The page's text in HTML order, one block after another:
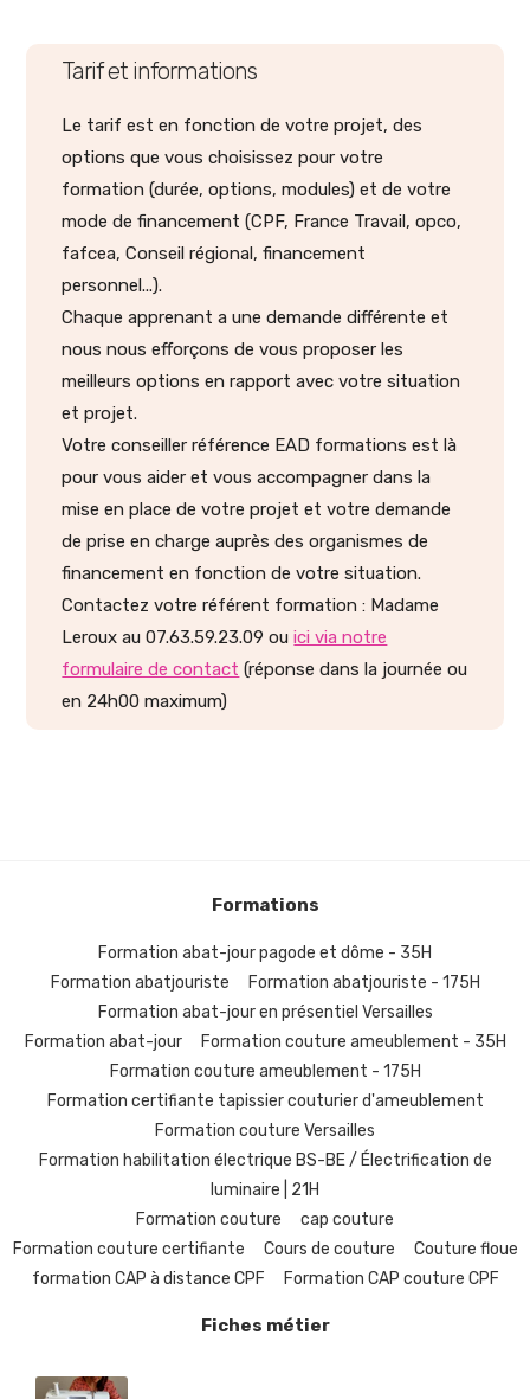
Tarif et informations
Le tarif est en fonction de votre projet, des
options que vous choisissez pour votre
formation (durée, options, modules) et de votre
mode de financement (CPF, France Travail, opco,
fafcea, Conseil régional, financement
personnel...).
Chaque apprenant a une demande différente et
nous nous efforçons de vous proposer les
meilleurs options en rapport avec votre situation
et projet.
Votre conseiller référence EAD formations est là
pour vous aider et vous accompagner dans la
mise en place de votre projet et votre demande
de prise en charge auprès des organismes de
financement en fonction de votre situation.
Contactez votre référent formation : Madame
Leroux au 07.63.59.23.09 ouici via notre
formulaire de contact (réponse dans la journée ou
en 24h00 maximum)
Formations
Formation abat-jour pagode et dôme - 35H
Formation abatjouriste
Formation abatjouriste - 175H
Formation abat-jour en présentiel Versailles
Formation abat-jour
Formation couture ameublement - 35H
Formation couture ameublement - 175H
Formation certifiante tapissier couturier d'ameublement
Formation couture Versailles
Formation habilitation électrique BS-BE / Électrification de
luminaire | 21H
Formation couture
cap couture
Formation couture certifiante
Cours de couture
Couture floue
formation CAP à distance CPF
Formation CAP couture CPF
Fiches métier